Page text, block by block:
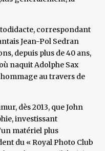
correspondant
Jean-Pol Sedran
depuis plus de 40 ans,
naquit Adolphe Sax
au travers de
dès 2013, que John
investissant
matériel plus
du « Royal Photo Club